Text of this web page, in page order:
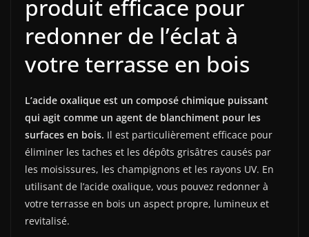
produit efficace pour
redonner de l’éclat à
votre terrasse en bois
L’acide oxalique est un composé chimique puissant
qui agit comme un agent de blanchiment pour les
surfaces en bois. Il est particulièrement efficace pour
éliminer les taches et les dépôts grisâtres causés par
les moisissures, les champignons et les rayons UV. En
utilisant de l’acide oxalique, vous pouvez redonner à
votre terrasse en bois un aspect propre, lumineux et
revitalisé.